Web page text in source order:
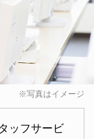
※写真はイメージ
ッフサービ